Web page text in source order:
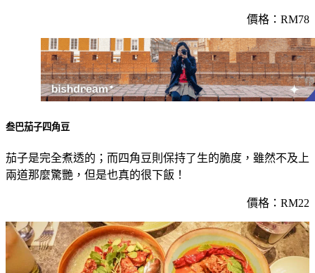
價格：RM78
叁巴茄子四角豆
茄子是完全煮透的；而四角豆則保持了生的脆度，雖然不及上
兩道那麼驚艷，但是也真的很下飯！
價格：RM22